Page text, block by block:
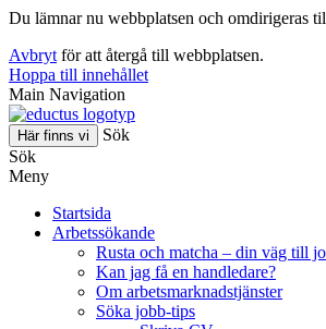
Du lämnar nu webbplatsen och omdirigeras
Avbryt för att återgå till webbplatsen.
Hoppa till innehållet
Main Navigation
Här finns vi
Sök
Sök
Meny
Startsida
Arbetssökande
Rusta och matcha – din väg till
Kan jag få en handledare?
Om arbetsmarknadstjänster
Söka jobb-tips